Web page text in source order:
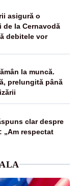
asigură o
la Cernavodă
debitele vor
la muncă.
prelungită până
clar despre
„Am respectat